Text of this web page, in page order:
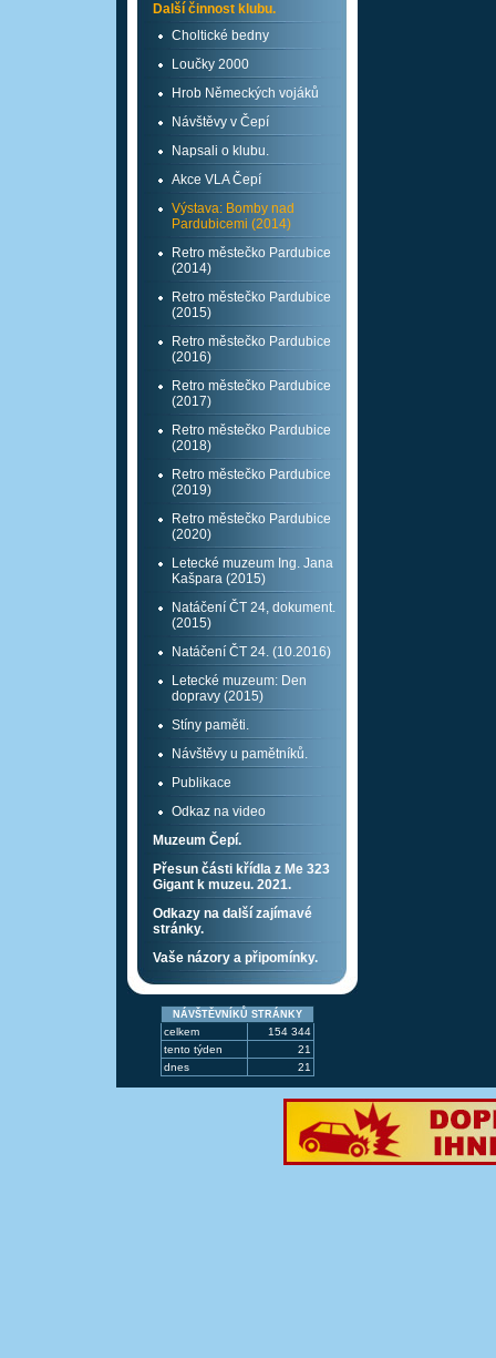
Další činnost klubu.
Choltické bedny
Loučky 2000
Hrob Německých vojáků
Návštěvy v Čepí
Napsali o klubu.
Akce VLA Čepí
Výstava: Bomby nad
Pardubicemi (2014)
Retro městečko Pardubice
(2014)
Retro městečko Pardubice
(2015)
Retro městečko Pardubice
(2016)
Retro městečko Pardubice
(2017)
Retro městečko Pardubice
(2018)
Retro městečko Pardubice
(2019)
Retro městečko Pardubice
(2020)
Letecké muzeum Ing. Jana
Kašpara (2015)
Natáčení ČT 24, dokument.
(2015)
Natáčení ČT 24. (10.2016)
Letecké muzeum: Den
dopravy (2015)
Stíny paměti.
Návštěvy u pamětníků.
Publikace
Odkaz na video
Muzeum Čepí.
Přesun části křídla z Me 323
Gigant k muzeu. 2021.
Odkazy na další zajímavé
stránky.
Vaše názory a připomínky.
NÁVŠTĚVNÍKŮ STRÁNKY
celkem
154 344
tento týden
21
dnes
21